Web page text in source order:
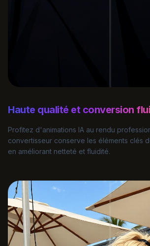
Haute qualité et conversion
Profitez d'animations IA au rendu
convertisseur conserve les éléments clés
en améliorant netteté et fluidité.